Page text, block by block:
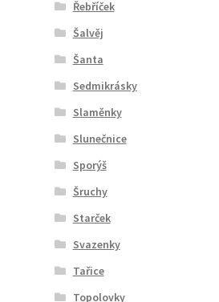
Řebříček
Šalvěj
Šanta
Sedmikrásky
Slaměnky
Slunečnice
Sporýš
Šruchy
Starček
Svazenky
Tařice
Topolovky